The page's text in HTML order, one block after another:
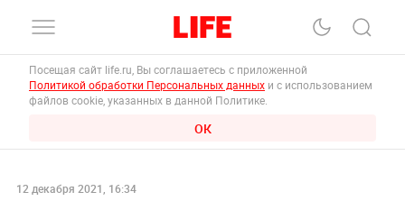
Посещая сайт life.ru, Вы соглашаетесь с приложенной
Политикой обработки Персональных данных и с использованием
файлов cookie, указанных в данной Политике.
ОК
12 декабря 2021, 16:34